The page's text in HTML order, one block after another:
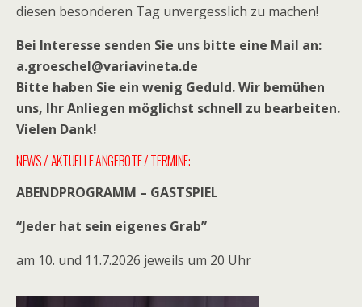
diesen besonderen Tag unvergesslich zu machen!
Bei Interesse senden Sie uns bitte eine Mail an:
a.groeschel@variavineta.de
Bitte haben Sie ein wenig Geduld. Wir bemühen
uns, Ihr Anliegen möglichst schnell zu bearbeiten.
Vielen Dank!
NEWS / AKTUELLE ANGEBOTE / TERMINE:
ABENDPROGRAMM – GASTSPIEL
“Jeder hat sein eigenes Grab”
am 10. und 11.7.2026 jeweils um 20 Uhr